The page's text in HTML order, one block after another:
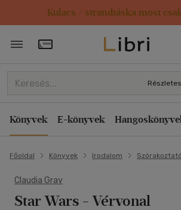
Kulacs / strandtáska most
Törzsvásárlói Kártya adatai
Könyvek E-könyvek
Főoldal Könyvek Irodalom
Claudia Gray
Star Wars - Vérvonal